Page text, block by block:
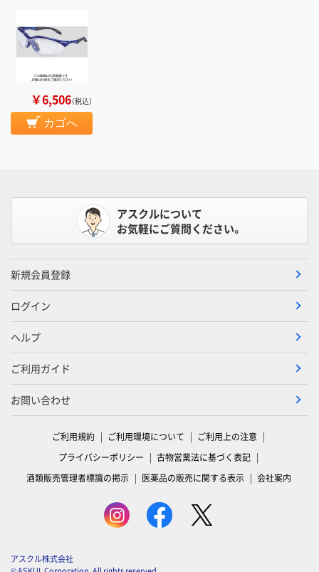
￥6,506（税込）
カゴへ
アスクルについて
お気軽にご質問ください。
新規会員登録
ログイン
ヘルプ
ご利用ガイド
お問い合わせ
ご利用規約 ご利用環境について
ご利用上の注意
プライバシーポリシー
古物営業法に基づく表記
酒類販売管理者標識の掲示
医薬品の販売に関する表示 会社案内
アスクル株式会社